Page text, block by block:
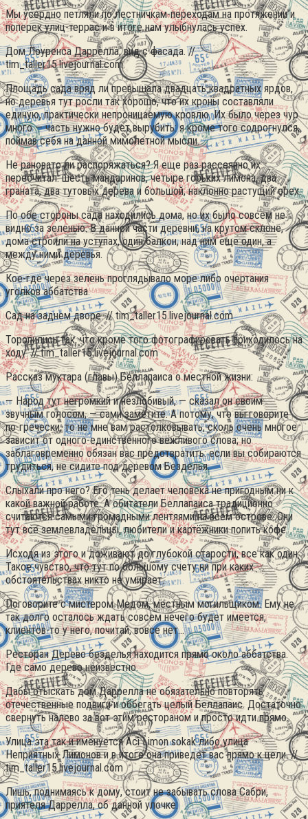
Мы усердно петляли по лестничкам-переходам на протяжении и
поперек улиц-террас и в итоге нам улыбнулась успех.
Дом Лоуренса Даррелла, вид с фасада. //
tim_taller15.livejournal.com
Площадь сада вряд ли превышала двадцать квадратных ярдов,
но деревья тут росли так хорошо, что их кроны составляли
единую, практически непроницаемую кровлю. Их было через чур
много — часть нужно будет вырубить: я кроме того содрогнулся,
поймав себя на данной мимолетной мысли.
Не рановато ли распоряжаться? Я еще раз рассеянно их
пересчитал: шесть мандаринов, четыре горьких лимона, два
граната, два тутовых дерева и большой, наклонно растущий орех.
По обе стороны сада находились дома, но их было совсем не
видно за зеленью. В данной части деревни, на крутом склоне,
дома строили на уступах, один балкон, над ним еще один, а
между ними деревья.
Кое-где через зелень проглядывало море либо очертания
уголков аббатства.
Сад на заднем дворе. // tim_taller15.livejournal.com
Торопились так, что кроме того фотографировать приходилось на
ходу. // tim_taller15.livejournal.com
Рассказ муктара (главы) Беллапаиса о местной жизни:
— Народ тут негромкий и незлобивый, — сказал он своим
звучным голосом, — сами заметите. А потому, что вы говорите
по-гречески, то не мне вам растолковывать, сколь очень многое
зависит от одного-единственного вежливого слова; но
заблаговременно обязан вас предотвратить: если вы собираются
трудиться, не сидите под деревом Безделья.
Слыхали про него? Его тень делает человека не пригодным ни к
какой важной работе. А обитатели Беллапаиса традиционно
считаются самыми громадными лентяями на всем острове. Они
тут все землевладельцы, любители и картёжники попить кофе.
Исходя из этого и доживают до глубокой старости, все как один.
Такое чувство, что тут по большому счету ни при каких
обстоятельствах никто не умирает.
Поговорите с мистером Медом, местным могильщиком. Ему не
так долго осталось ждать совсем нечего будет имеется,
клиентов-то у него, почитай, вовсе нет…
Ресторан Дерево безделья находится прямо около аббатства.
Где само дерево неизвестно.
Дабы отыскать дом Даррелла не обязательно повторять
отечественные подвиги и оббегать целый Беллапаис. Достаточно
свернуть налево за вот этим рестораном и просто идти прямо.
Улица эта так и именуется Aci Limon sokak либо улица
Неприятных Лимонов и в итоге она приведет вас прямо к цели. //
tim_taller15.livejournal.com
Лишь, поднимаясь к дому, стоит не забывать слова Сабри,
приятеля Даррелла, об данной улочке: